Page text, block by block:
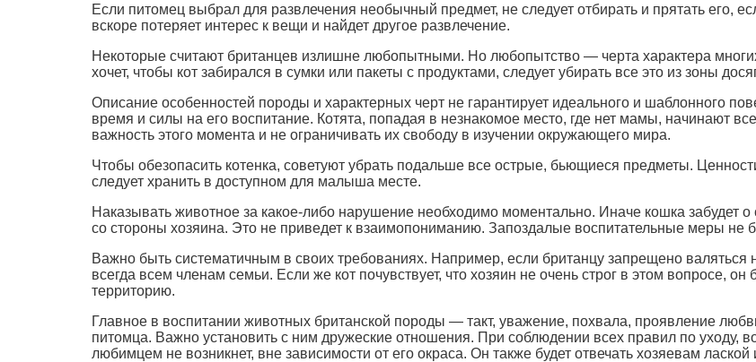
Если питомец выбрал для развлечения необычный предмет, не следует отбирать и прятать его,
вскоре потеряет интерес к вещи и найдет другое развлечение.
Некоторые считают британцев излишне любопытными. Но любопытство — черта характера
хочет, чтобы кот забирался в сумки или пакеты с продуктами, следует убирать все это из зоны
Описание особенностей породы и характерных черт не гарантирует идеального и шаблонного
время и силы на его воспитание. Котята, попадая в незнакомое место, где нет мамы, начинают
важность этого момента и не ограничивать их свободу в изучении окружающего мира.
Чтобы обезопасить котенка, советуют убрать подальше все острые, бьющиеся предметы.
следует хранить в доступном для малыша месте.
Наказывать животное за какое-либо нарушение необходимо моментально. Иначе кошка забудет
со стороны хозяина. Это не приведет к взаимопониманию. Запоздалые воспитательные меры не
Важно быть систематичным в своих требованиях. Например, если британцу запрещено валяться
всегда всем членам семьи. Если же кот почувствует, что хозяин не очень строг в этом вопросе,
территорию.
Главное в воспитании животных британской породы — такт, уважение, похвала, проявление
питомца. Важно установить с ним дружеские отношения. При соблюдении всех правил по уходу,
любимцем не возникнет, вне зависимости от его окраса. Он также будет отвечать хозяевам